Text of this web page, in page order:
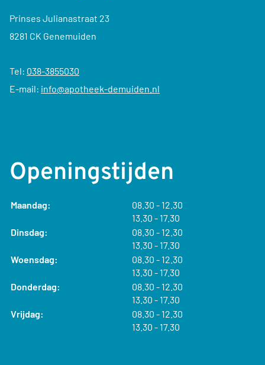
Prinses Julianastraat 23
8281 CK Genemuiden
Tel: 038-3855030
E-mail: info@apotheek-demuiden.nl
Openingstijden
Maandag: 08.30 tot
- 12.30
13.30 tot
- 17.30
Dinsdag:
08.30 tot
- 12.30
13.30 tot
- 17.30
Woensdag:
08.30 tot
- 12.30
13.30 tot
- 17.30
Donderdag:
08.30 tot
- 12.30
13.30 tot
- 17.30
Vrijdag:
08.30 tot
- 12.30
13.30 tot
- 17.30